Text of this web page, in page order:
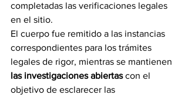
completadas las verificaciones legales
en el sitio.
El cuerpo fue remitido a las instancias
correspondientes para los trámites
legales de rigor, mientras se mantienen
las investigaciones abiertas con el
objetivo de esclarecer las